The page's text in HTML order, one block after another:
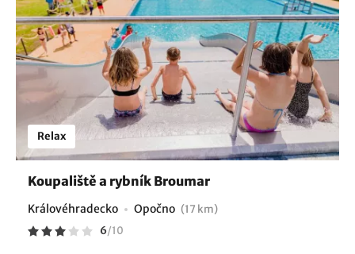
Relax
Koupaliště a rybník Broumar
Královéhradecko Opočno (17 km)
6/10